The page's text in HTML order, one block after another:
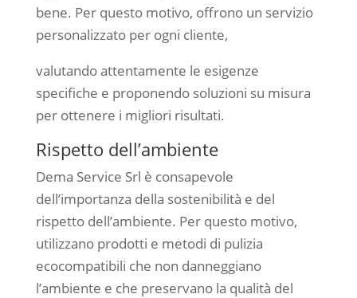
bene. Per questo motivo, offrono un servizio
personalizzato per ogni cliente,
valutando attentamente le esigenze
specifiche e proponendo soluzioni su misura
per ottenere i migliori risultati.
Rispetto dell’ambiente
Dema Service Srl è consapevole
dell’importanza della sostenibilità e del
rispetto dell’ambiente. Per questo motivo,
utilizzano prodotti e metodi di pulizia
ecocompatibili che non danneggiano
l’ambiente e che preservano la qualità del